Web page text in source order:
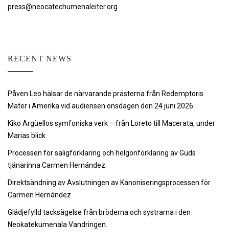
press@neocatechumenaleiter.org
RECENT NEWS
Påven Leo hälsar de närvarande prästerna från Redemptoris
Mater i Amerika vid audiensen onsdagen den 24 juni 2026.
Kiko Argüellos symfoniska verk – från Loreto till Macerata, under
Marias blick
Processen för saligförklaring och helgonförklaring av Guds
tjänarinna Carmen Hernández.
Direktsändning av Avslutningen av Kanoniseringsprocessen för
Carmen Hernández
Glädjefylld tacksägelse från bröderna och systrarna i den
Neokatekumenala Vandringen.